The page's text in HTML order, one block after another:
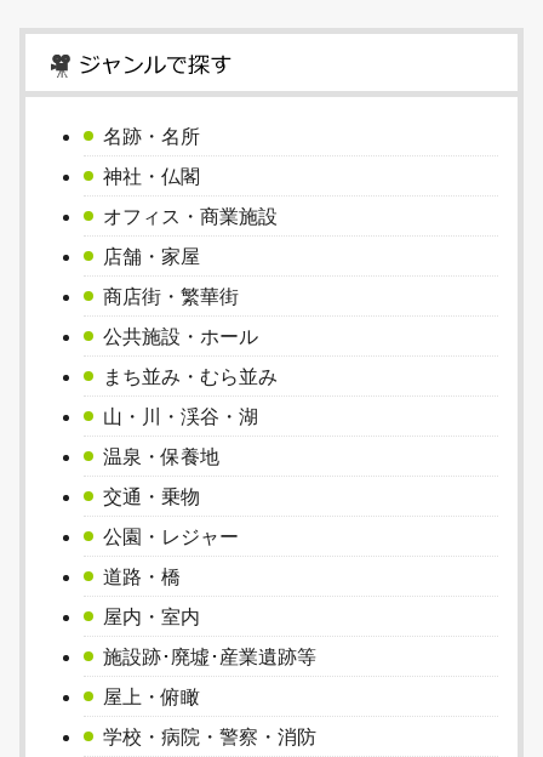
名跡・名所
神社・仏閣
オフィス・商業施設
店舗・家屋
商店街・繁華街
公共施設・ホール
まち並み・むら並み
山・川・渓谷・湖
温泉・保養地
交通・乗物
公園・レジャー
道路・橋
屋内・室内
施設跡･廃墟･産業遺跡等
屋上・俯瞰
学校・病院・警察・消防